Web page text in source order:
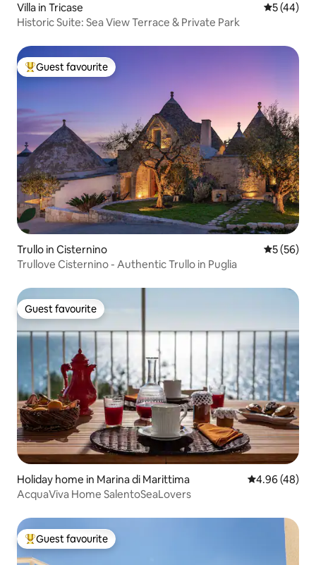
Villa in Tricase 5 out of 5
5 (44)
Historic Suite: Sea View Terrace & Private Park
Top guest favourite
Guest favourite
Trullo in Cisternino 5 out of 5
5 (56)
Trullove Cisternino - Authentic Trullo in Puglia
Guest favourite
Guest favourite
Holiday home in Marina di Marittima 4.96 out of 5
4.96 (48)
AcquaViva Home SalentoSeaLovers
Top guest favourite
Guest favourite